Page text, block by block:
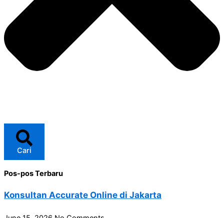
Cari
Pos-pos Terbaru
Konsultan Accurate Online di Jakarta